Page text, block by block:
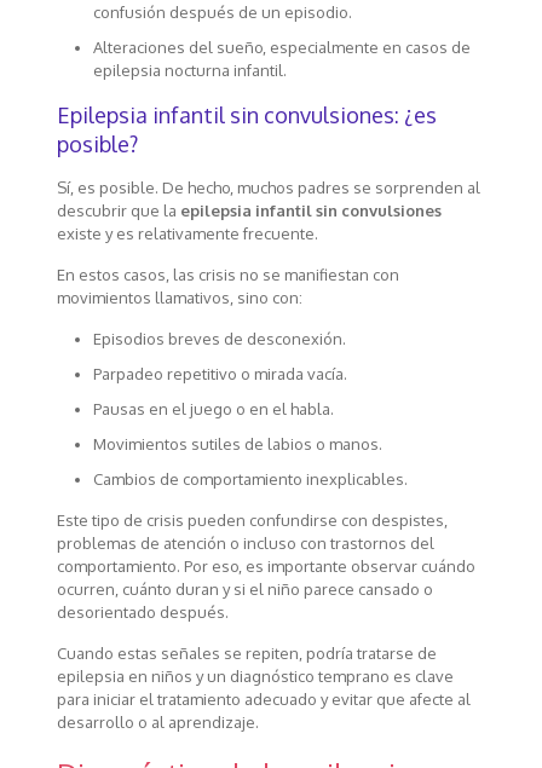
confusión después de un episodio.
Alteraciones del sueño, especialmente en casos de
epilepsia nocturna infantil.
Epilepsia infantil sin convulsiones: ¿es
posible?
Sí, es posible. De hecho, muchos padres se sorprenden al
descubrir que la epilepsia infantil sin convulsiones
existe y es relativamente frecuente.
En estos casos, las crisis no se manifiestan con
movimientos llamativos, sino con:
Episodios breves de desconexión.
Parpadeo repetitivo o mirada vacía.
Pausas en el juego o en el habla.
Movimientos sutiles de labios o manos.
Cambios de comportamiento inexplicables.
Este tipo de crisis pueden confundirse con despistes,
problemas de atención o incluso con trastornos del
comportamiento. Por eso, es importante observar cuándo
ocurren, cuánto duran y si el niño parece cansado o
desorientado después.
Cuando estas señales se repiten, podría tratarse de
epilepsia en niños y un diagnóstico temprano es clave
para iniciar el tratamiento adecuado y evitar que afecte al
desarrollo o al aprendizaje.